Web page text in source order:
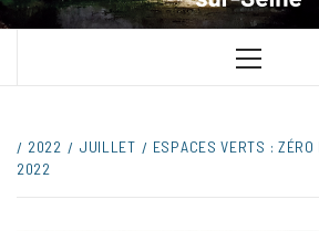
UNE VILLE DANS UN PARC
Primary
2022 JUILLET
ESPACES VERTS : ZÉRO
2022